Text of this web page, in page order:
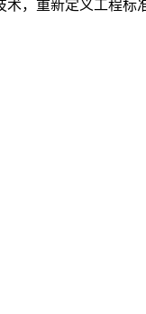
，重新定义工程标